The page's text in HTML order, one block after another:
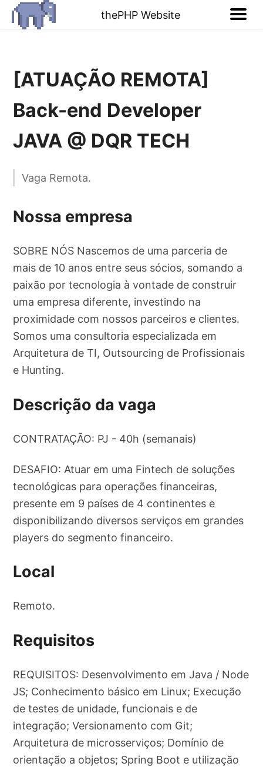
thePHP Website
[ATUAÇÃO REMOTA]
Back-end Developer
JAVA @ DQR TECH
Vaga Remota.
Nossa empresa
SOBRE NÓS Nascemos de uma parceria de
mais de 10 anos entre seus sócios, somando a
paixão por tecnologia à vontade de construir
uma empresa diferente, investindo na
proximidade com nossos parceiros e clientes.
Somos uma consultoria especializada em
Arquitetura de TI, Outsourcing de Profissionais
e Hunting.
Descrição da vaga
CONTRATAÇÃO: PJ - 40h (semanais)
DESAFIO: Atuar em uma Fintech de soluções
tecnológicas para operações financeiras,
presente em 9 países de 4 continentes e
disponibilizando diversos serviços em grandes
players do segmento financeiro.
Local
Remoto.
Requisitos
REQUISITOS: Desenvolvimento em Java / Node
JS; Conhecimento básico em Linux; Execução
de testes de unidade, funcionais e de
integração; Versionamento com Git;
Arquitetura de microsserviços; Domínio de
orientação a objetos; Spring Boot e utilização